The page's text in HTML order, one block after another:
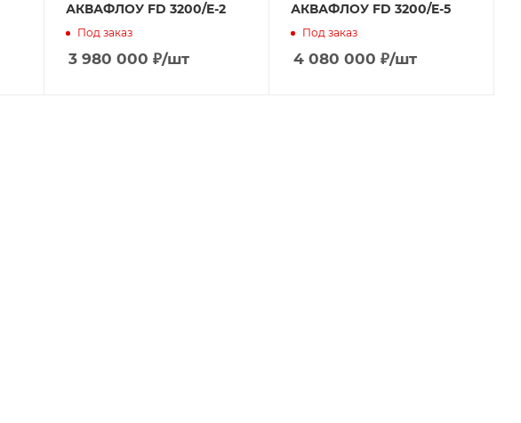
АКВАФЛОУ FD 3200/E-2
Под заказ
3 980 000 ₽/шт
АКВАФЛОУ FD 3200/E-5
Под заказ
4 080 000 ₽/шт